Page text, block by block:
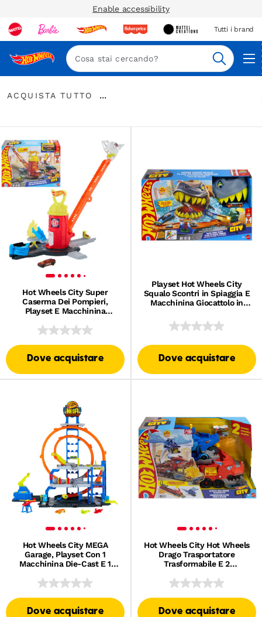
Enable accessibility
Tutti i brand
Cerca
Acquista
ACQUISTA TUTTO
...
barra
navigazione
Hot Wheels City Super
Caserma Dei Pompieri,
Playset E Macchinina
Pista Si Estende Fino A 40
Dove acquistare
Playset Hot Wheels City
Squalo Scontri in Spiaggia E
Macchinina Giocattolo in
Vittoria Epici
Dove acquistare
Hot Wheels City MEGA
Garage, Playset Con 1
Macchinina Die-Cast E 1
1:64
Dove acquistare
Hot Wheels City Hot Wheels
Drago Trasportatore
Trasformabile E 2
Scala 1:64
Dove acquistare